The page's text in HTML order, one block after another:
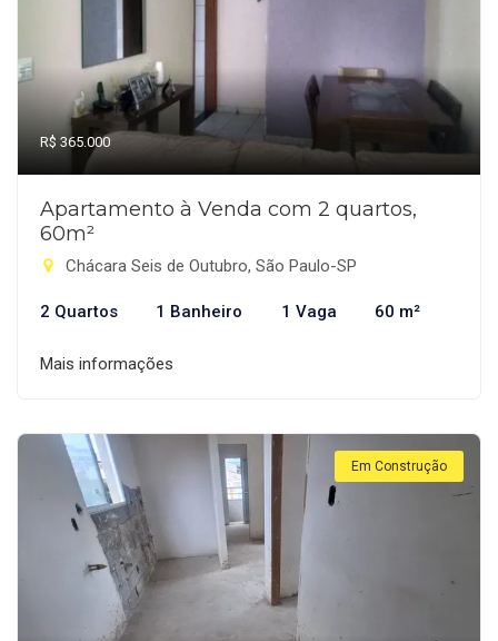
R$ 365.000
Apartamento à Venda com 2 quartos,
60m²
Chácara Seis de Outubro, São Paulo-SP
2 Quartos 1 Banheiro 1 Vaga 60 m²
Mais informações
Em Construção